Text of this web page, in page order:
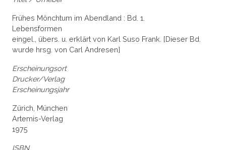
Frühes Mönchtum im Abendland : Bd. 1.
Lebensformen
eingel., übers. u. erklärt von Karl Suso Frank. [Dieser Bd.
wurde hrsg. von Carl Andresen]
Erscheinungsort
Drucker/Verlag
Erscheinungsjahr
Zürich, München
Artemis-Verlag
1975
ISBN